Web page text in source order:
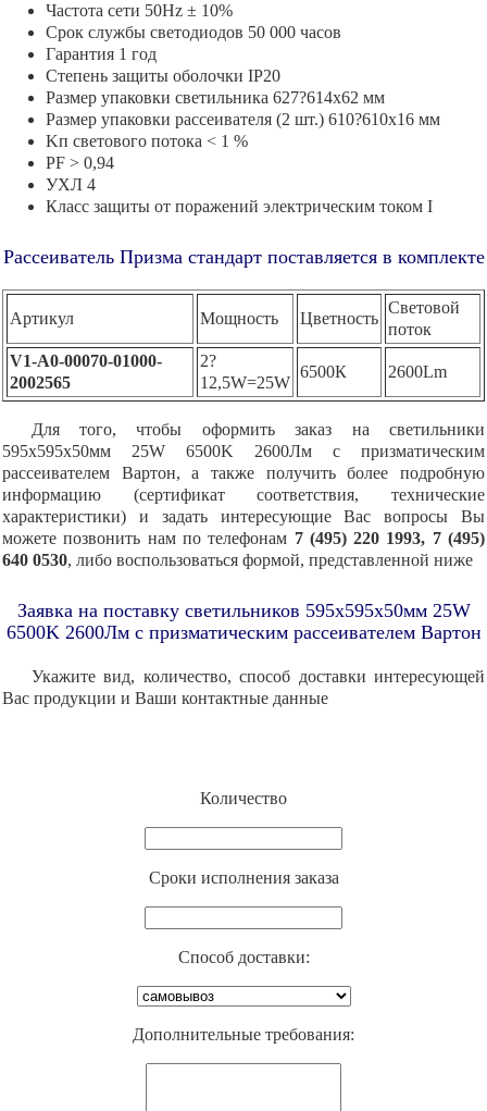
Частота сети 50Hz ± 10%
Срок службы светодиодов 50 000 часов
Гарантия 1 год
Степень защиты оболочки IP20
Размер упаковки светильника 627?614х62 мм
Размер упаковки рассеивателя (2 шт.) 610?610х16 мм
Kп светового потока < 1 %
PF > 0,94
УХЛ 4
Класс защиты от поражений электрическим током I
Рассеиватель Призма стандарт поставляется в комплекте
Артикул Мощность Цветность
Световой
поток
V1-A0-00070-01000-
2002565
2?
12,5W=25W
6500К 2600Lm
Для того, чтобы оформить заказ на светильники
595х595х50мм 25W 6500K 2600Лм c призматическим
рассеивателем Вартон, а также получить более подробную
информацию (сертификат соответствия, технические
характеристики) и задать интересующие Вас вопросы Вы
можете позвонить нам по телефонам 7 (495) 220 1993, 7 (495)
640 0530, либо воспользоваться формой, представленной ниже
Заявка на поставку светильников 595х595х50мм 25W
6500K 2600Лм c призматическим рассеивателем Вартон
Укажите вид, количество, способ доставки интересующей
Вас продукции и Ваши контактные данные
Количество
Cроки исполнения заказа
Способ доставки:
Дополнительные требования: